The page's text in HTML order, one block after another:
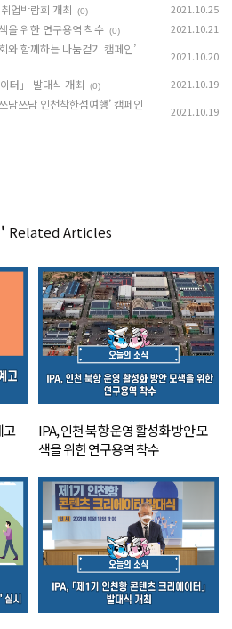
업박람회 개최 (0) 2021.10.25
을 위한 연구용역 착수 (0) 2021.10.21
와 함께하는 나눔걷기 캠페인’
2021.10.20
터」 발대식 개최 (0) 2021.10.19
담쓰담 인천착한섬여행’ 캠페인
2021.10.19
' Related Articles
고
IPA, 인천 북항 운영 활성화 방안 모
색을 위한 연구용역 착수